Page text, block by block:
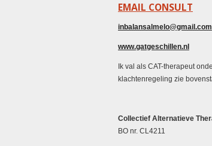
EMAIL CONSULT
inbalansalmelo@gmail.com
www.gatgeschillen.nl
Ik val als CAT-therapeut
klachtenregeling zie
Collectief Alternatieve
BO nr. CL4211